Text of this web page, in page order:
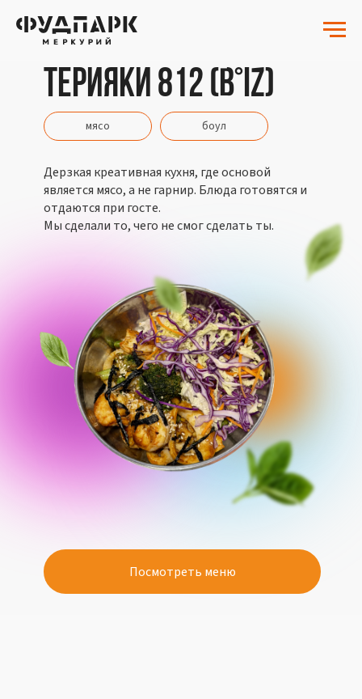
Терияки 812 (B°IZ)
мясо боул
Дерзкая креативная кухня, где основой
является мясо, а не гарнир. Блюда готовятся и
отдаются при госте.
Мы сделали то, чего не смог сделать ты.
Посмотреть меню